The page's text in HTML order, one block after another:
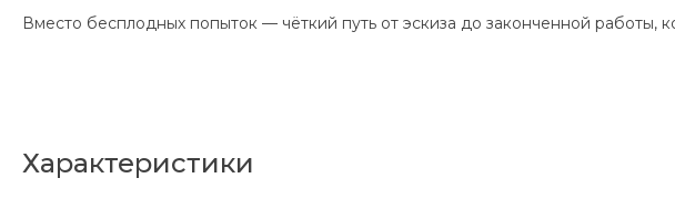
Вместо бесплодных попыток — чёткий путь от эскиза до законченной работы,
Характеристики